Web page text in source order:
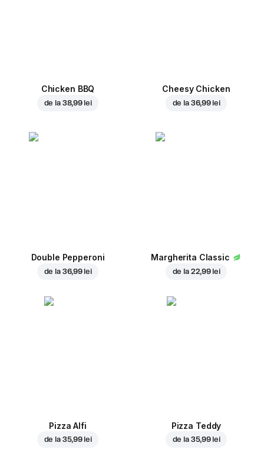
Chicken BBQ
de la 38,99 lei
Cheesy Chicken
de la 36,99 lei
Double Pepperoni
de la 36,99 lei
Margherita Classic
de la 22,99 lei
Pizza Alfi
de la 35,99 lei
Pizza Teddy
de la 35,99 lei